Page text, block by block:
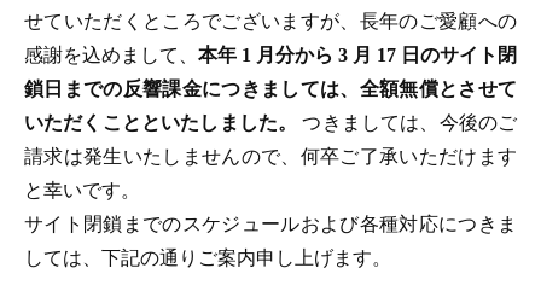
せていただくところでございますが、長年のご愛顧への
感謝を込めまして、 本年 1 月分から 3 月 17 日のサイト閉
鎖日までの反響課金につきましては、全額無償とさせて
いただくことといたしました。つきましては、今後のご
請求は発生いたしませんので、何卒ご了承いただけます
と幸いです。
サイト閉鎖までのスケジュールおよび各種対応につきま
しては、下記の通りご案内申し上げます。